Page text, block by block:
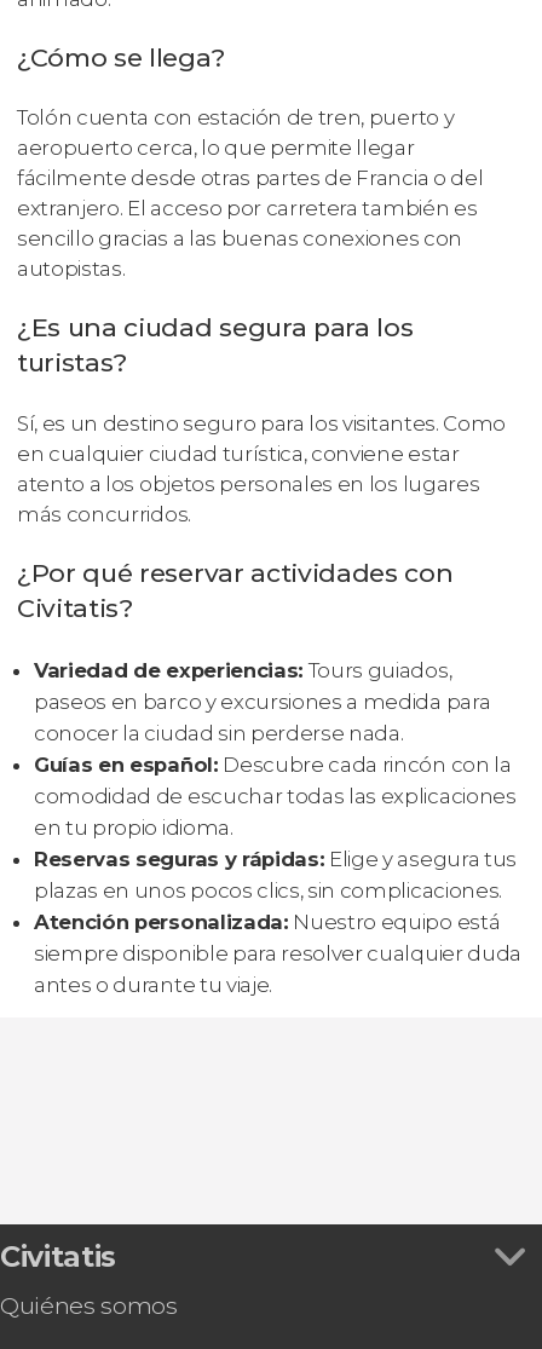
¿Cómo se llega?
Tolón cuenta con estación de tren, puerto y
aeropuerto cerca, lo que permite llegar
fácilmente desde otras partes de Francia o del
extranjero. El acceso por carretera también es
sencillo gracias a las buenas conexiones con
autopistas.
¿Es una ciudad segura para los
turistas?
Sí, es un destino seguro para los visitantes. Como
en cualquier ciudad turística, conviene estar
atento a los objetos personales en los lugares
más concurridos.
¿Por qué reservar actividades con
Civitatis?
Variedad de experiencias: Tours guiados,
paseos en barco y excursiones a medida para
conocer la ciudad sin perderse nada.
Guías en español: Descubre cada rincón con la
comodidad de escuchar todas las explicaciones
en tu propio idioma.
Reservas seguras y rápidas: Elige y asegura tus
plazas en unos pocos clics, sin complicaciones.
Atención personalizada: Nuestro equipo está
siempre disponible para resolver cualquier duda
antes o durante tu viaje.
Civitatis
Quiénes somos